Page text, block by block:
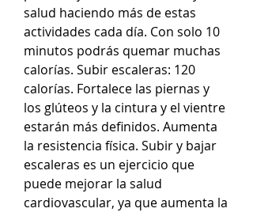
salud haciendo más de estas
actividades cada día. Con solo 10
minutos podrás quemar muchas
calorías. Subir escaleras: 120
calorías. Fortalece las piernas y
los glúteos y la cintura y el vientre
estarán más definidos. Aumenta
la resistencia física. Subir y bajar
escaleras es un ejercicio que
puede mejorar la salud
cardiovascular, ya que aumenta la